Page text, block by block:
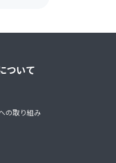
ついて
の取り組み